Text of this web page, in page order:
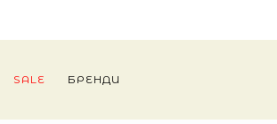
SALE БРЕНДИ